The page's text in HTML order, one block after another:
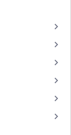
keyboard_arrow_right
keyboard_arrow_right
keyboard_arrow_right
keyboard_arrow_right
keyboard_arrow_right
keyboard_arrow_right